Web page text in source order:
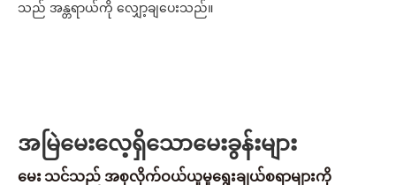
သည် အန္တရာယ်ကို လျှော့ချပေးသည်။
အမြဲမေးလေ့ရှိသောမေးခွန်းများ
မေး သင်သည် အစုလိုက်ဝယ်ယူမှုရွေးချယ်စရာများကို